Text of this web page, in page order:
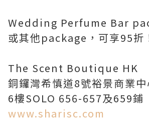
Wedding Perfume Bar
或其他package，可享95折
The Scent Boutique HK
銅鑼灣希慎道8號裕景商業中
6樓SOLO 656-657及659鋪
www.sharisc.com